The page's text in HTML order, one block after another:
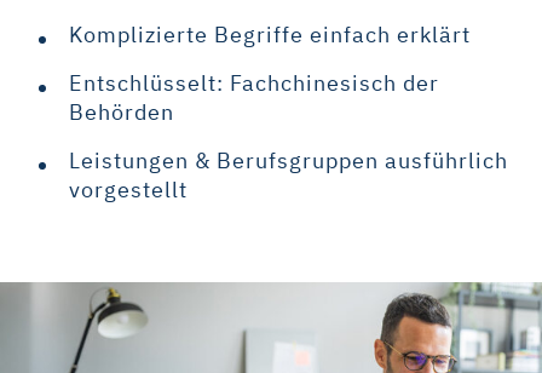
Krankentransport-App
Fahrtvermittlung
Therapeutensoftware
Pflege-App
Heilmittel
Hilfsmittel
Selektivverträge
Ratgeber
Komplizierte Begriffe einfach erklärt
Entschlüsselt: Fachchinesisch der
Behörden
Leistungen & Berufsgruppen ausführlich
vorgestellt